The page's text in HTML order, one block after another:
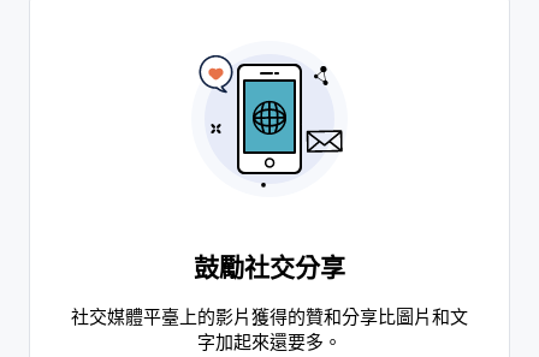
鼓勵社交分享
社交媒體平臺上的影片獲得的贊和分享比圖片和文
字加起來還要多。